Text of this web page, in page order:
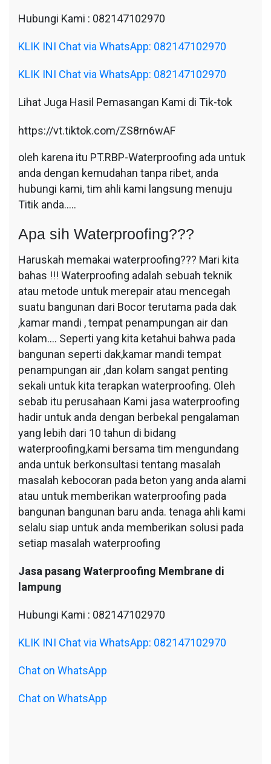
Hubungi Kami : 082147102970
KLIK INI Chat via WhatsApp: 082147102970
KLIK INI Chat via WhatsApp: 082147102970
Lihat Juga Hasil Pemasangan Kami di Tik-tok
https://vt.tiktok.com/ZS8rn6wAF
oleh karena itu PT.RBP-Waterproofing ada untuk
anda dengan kemudahan tanpa ribet, anda
hubungi kami, tim ahli kami langsung menuju
Titik anda…..
Apa sih Waterproofing???
Haruskah memakai waterproofing??? Mari kita
bahas !!! Waterproofing adalah sebuah teknik
atau metode untuk merepair atau mencegah
suatu bangunan dari Bocor terutama pada dak
,kamar mandi , tempat penampungan air dan
kolam…. Seperti yang kita ketahui bahwa pada
bangunan seperti dak,kamar mandi tempat
penampungan air ,dan kolam sangat penting
sekali untuk kita terapkan waterproofing. Oleh
sebab itu perusahaan Kami jasa waterproofing
hadir untuk anda dengan berbekal pengalaman
yang lebih dari 10 tahun di bidang
waterproofing,kami bersama tim mengundang
anda untuk berkonsultasi tentang masalah
masalah kebocoran pada beton yang anda alami
atau untuk memberikan waterproofing pada
bangunan bangunan baru anda. tenaga ahli kami
selalu siap untuk anda memberikan solusi pada
setiap masalah waterproofing
Jasa pasang Waterproofing Membrane di
lampung
Hubungi Kami : 082147102970
KLIK INI Chat via WhatsApp: 082147102970
Chat on WhatsApp
Chat on WhatsApp